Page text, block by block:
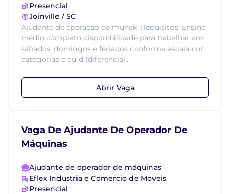
Presencial
Joinville / SC
Ajudante de operação de munck. Requisitos: Ensino
médio completo disponibilidade para trabalhar aos
sábados, domingos e feriados conforme escala cnh
categorias c ou d (diferencial...
Abrir Vaga
Vaga De Ajudante De Operador De
Máquinas
Ajudante de operador de máquinas
Eflex Industria e Comercio de Moveis
Presencial